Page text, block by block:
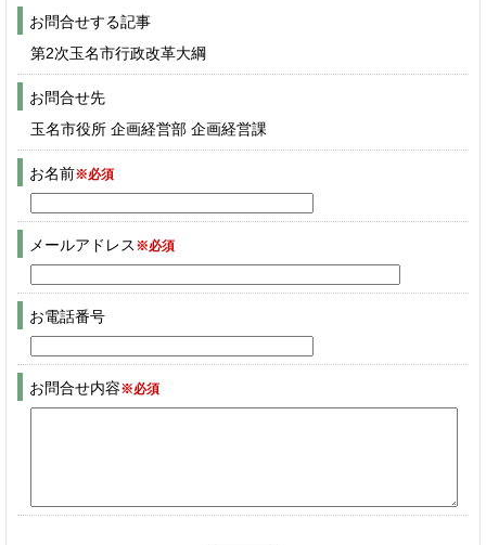
お問合せする記事
第2次玉名市行政改革大綱
お問合せ先
玉名市役所 企画経営部 企画経営課
お名前※必須
メールアドレス ※必須
お電話番号
お問合せ内容※必須